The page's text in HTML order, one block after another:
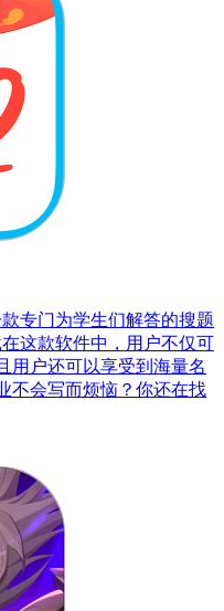
专门为学生们解答的搜题
这款软件中，用户不仅可
用户还可以享受到海量名
不会写而烦恼？你还在找